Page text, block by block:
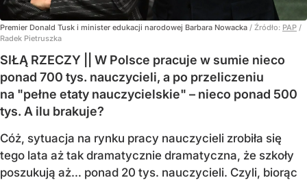
Premier Donald Tusk i minister edukacji narodowej Barbara Nowacka / Źródło: PAP /
Radek Pietruszka
SIŁĄ RZECZY || W Polsce pracuje w sumie nieco
ponad 700 tys. nauczycieli, a po przeliczeniu
na "pełne etaty nauczycielskie" – nieco ponad 500
tys. A ilu brakuje?
Cóż, sytuacja na rynku pracy nauczycieli zrobiła się
tego lata aż tak dramatycznie dramatyczna, że szkoły
poszukują aż… ponad 20 tys. nauczycieli. Czyli, biorąc